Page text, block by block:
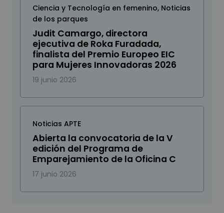
Ciencia y Tecnología en femenino, Noticias
de los parques
Judit Camargo, directora
ejecutiva de Roka Furadada,
finalista del Premio Europeo EIC
para Mujeres Innovadoras 2026
19 junio 2026
Noticias APTE
Abierta la convocatoria de la V
edición del Programa de
Emparejamiento de la Oficina C
17 junio 2026